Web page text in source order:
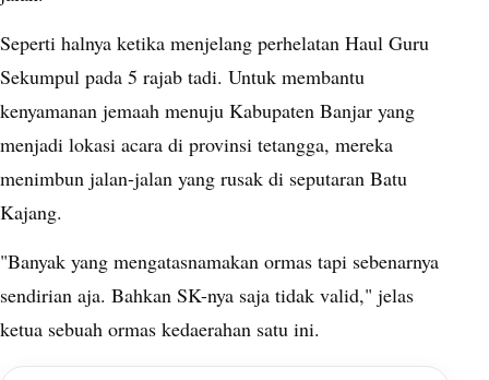
Seperti halnya ketika menjelang perhelatan Haul Guru
Sekumpul pada 5 rajab tadi. Untuk membantu
kenyamanan jemaah menuju Kabupaten Banjar yang
menjadi lokasi acara di provinsi tetangga, mereka
menimbun jalan-jalan yang rusak di seputaran Batu
Kajang.
"Banyak yang mengatasnamakan ormas tapi sebenarnya
sendirian aja. Bahkan SK-nya saja tidak valid," jelas
ketua sebuah ormas kedaerahan satu ini.